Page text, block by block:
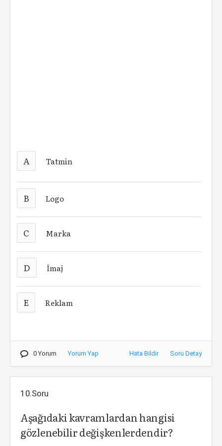
A Tatmin
B Logo
C Marka
D İmaj
E Reklam
0 Yorum Yorum Yap Hata Bildir Soru Detay
10.Soru
Aşağıdaki kavramlardan hangisi
gözlenebilir değişkenlerdendir?